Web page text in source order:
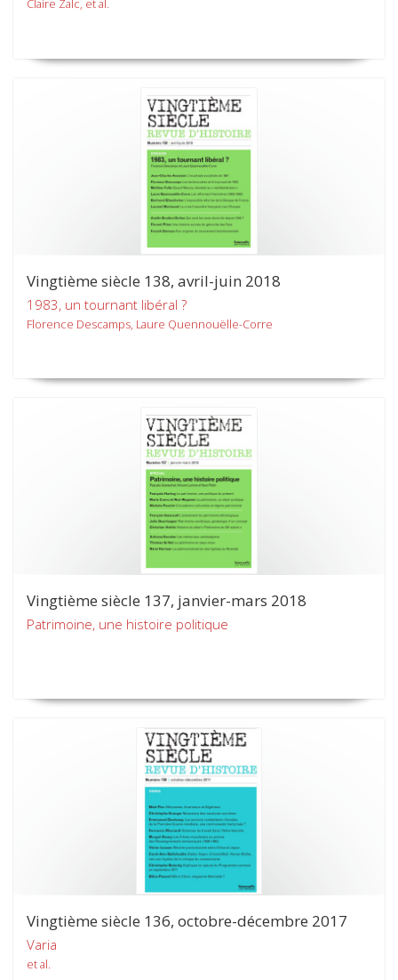
Claire Zalc, et al.
Vingtième siècle 138, avril-juin 2018
1983, un tournant libéral ?
Florence Descamps, Laure Quennouëlle-Corre
Vingtième siècle 137, janvier-mars 2018
Patrimoine, une histoire politique
Vingtième siècle 136, octobre-décembre 2017
Varia
et al.